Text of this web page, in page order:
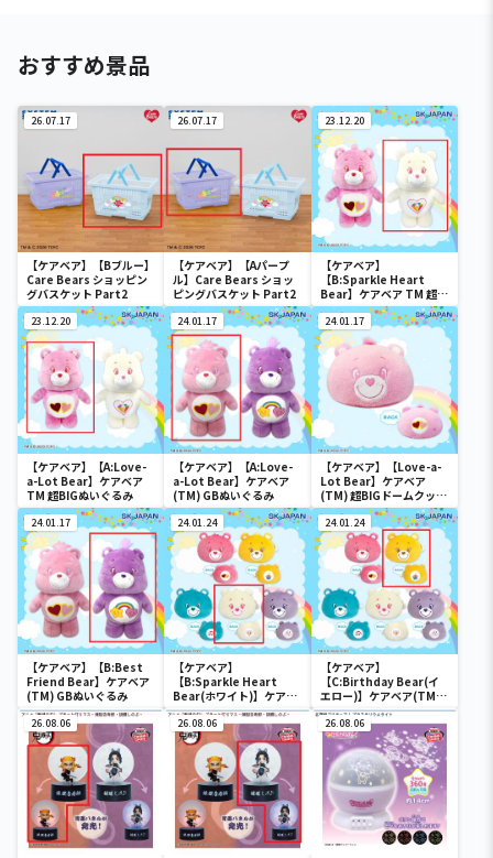
おすすめ景品
26.07.17
【ケアベア】【Bブルー】
Care Bears ショッピン
グバスケット Part2
26.07.17
【ケアベア】【Aパープ
ル】Care Bears ショッ
ピングバスケット Part2
23.12.20
【ケアベア】
【B:Sparkle Heart
Bear】ケアベア TM 超
BIGぬいぐるみ
23.12.20
【ケアベア】【A:Love-
a-Lot Bear】ケアベア
TM 超BIGぬいぐるみ
24.01.17
【ケアベア】【A:Love-
a-Lot Bear】ケアベア
(TM) GBぬいぐるみ
24.01.17
【ケアベア】【Love-a-
Lot Bear】ケアベア
(TM) 超BIGドームクッシ
ョン
24.01.17
【ケアベア】【B:Best
Friend Bear】ケアベア
(TM) GBぬいぐるみ
24.01.24
【ケアベア】
【B:Sparkle Heart
Bear(ホワイト)】ケアベ
ア(TM)フェイスポーチ
24.01.24
【ケアベア】
【C:Birthday Bear(イ
エロー)】ケアベア(TM)
フェイスポーチ
26.08.06 26.08.06 26.08.06